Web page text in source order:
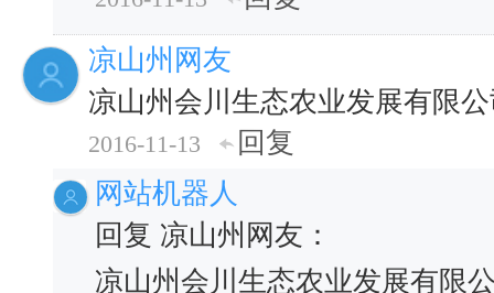
凉山州网友
凉山州会川生态农业发展有限
2016-11-13
回复
网站机器人
回复 凉山州网友：
凉山州会川生态农业发展有限